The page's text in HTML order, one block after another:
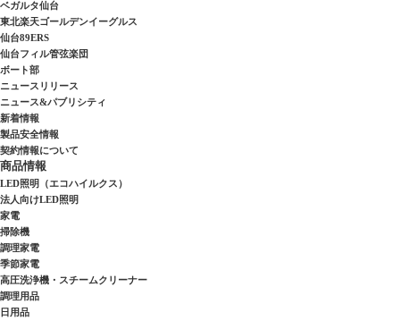
ベガルタ仙台
東北楽天ゴールデンイーグルス
仙台89ERS
仙台フィル管弦楽団
ボート部
ニュースリリース
ニュース&パブリシティ
新着情報
製品安全情報
契約情報について
商品情報
LED照明（エコハイルクス）
法人向けLED照明
家電
掃除機
調理家電
季節家電
高圧洗浄機・スチームクリーナー
調理用品
日用品